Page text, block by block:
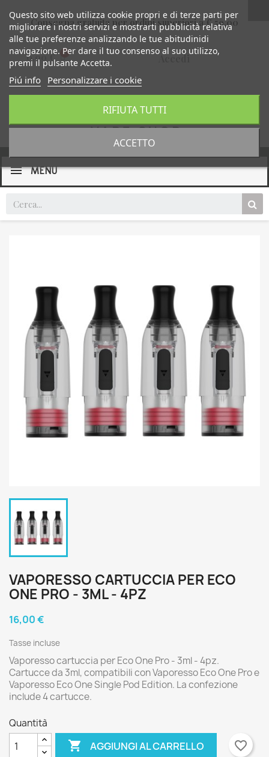
Consegna gratuita per ordini superiori a € 59,00
0,00 €
MENU
VAPORESSO CARTUCCIA PER ECO
ONE PRO - 3ML - 4PZ
16,00 €
Tasse incluse
Vaporesso cartuccia per Eco One Pro - 3ml - 4pz.
Cartucce da 3ml, compatibili con Vaporesso Eco One Pro e
Vaporesso Eco One Single Pod Edition. La confezione
include 4 cartucce.
Quantità
 AGGIUNGI AL CARRELLO favorite_border
Questo sito web utilizza cookie propri e di terze parti per
migliorare i nostri servizi e mostrarti pubblicità relativa
alle tue preferenze analizzando le tue abitudinidi
navigazione. Per dare il tuo consenso al suo utilizzo,
premi il pulsante Accetta.
Piú info Personalizzare i cookie
RIFIUTA TUTTI
ACCETTO